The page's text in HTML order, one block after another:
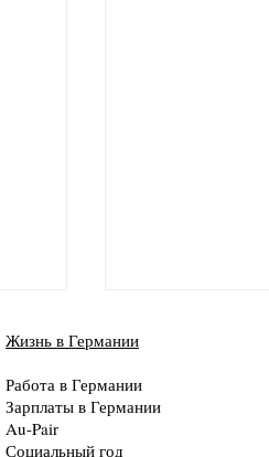
Жизнь в Германии
Работа в Германии
Зарплаты в Германии
Au-Pair
Социальный год